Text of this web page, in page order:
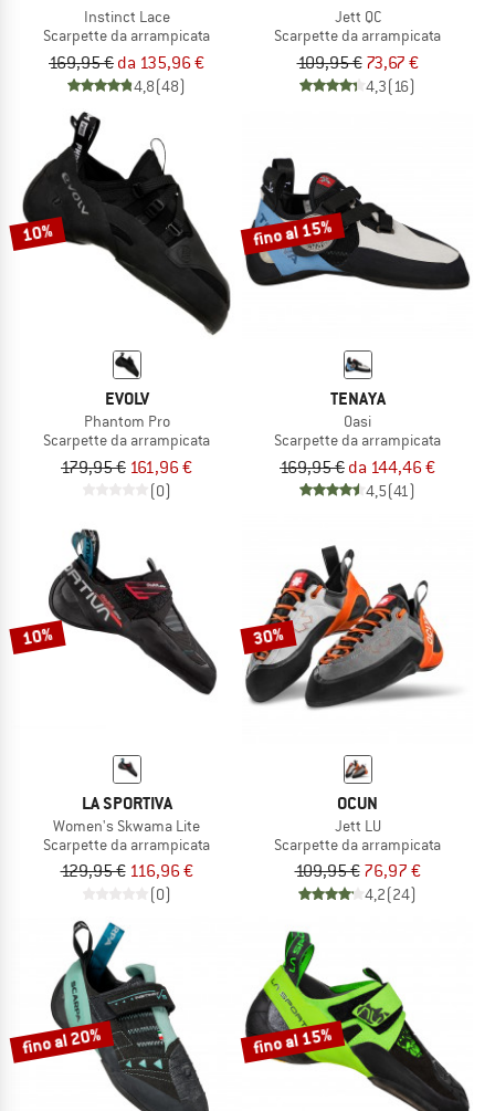
Instinct Lace
Scarpette da arrampicata
169,95 € da 135,96 €
4,8(48)
Jett QC
Scarpette da arrampicata
109,95 € 73,67 €
4,3(16)
10%
EVOLV
Phantom Pro
Scarpette da arrampicata
179,95 € 161,96 €
(0)
fino al 15%
TENAYA
Oasi
Scarpette da arrampicata
169,95 € da 144,46 €
4,5(41)
10%
LA SPORTIVA
Women's Skwama Lite
Scarpette da arrampicata
129,95 € 116,96 €
(0)
30%
OCUN
Jett LU
Scarpette da arrampicata
109,95 € 76,97 €
4,2(24)
fino al 20% fino al 15%